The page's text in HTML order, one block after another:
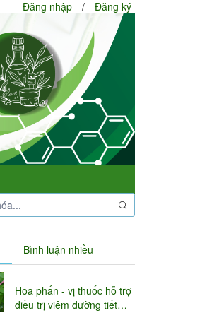
Đăng nhập / Đăng ký
Bình luận nhiều
Hoa phấn - vị thuốc hỗ trợ
điều trị viêm đường tiết